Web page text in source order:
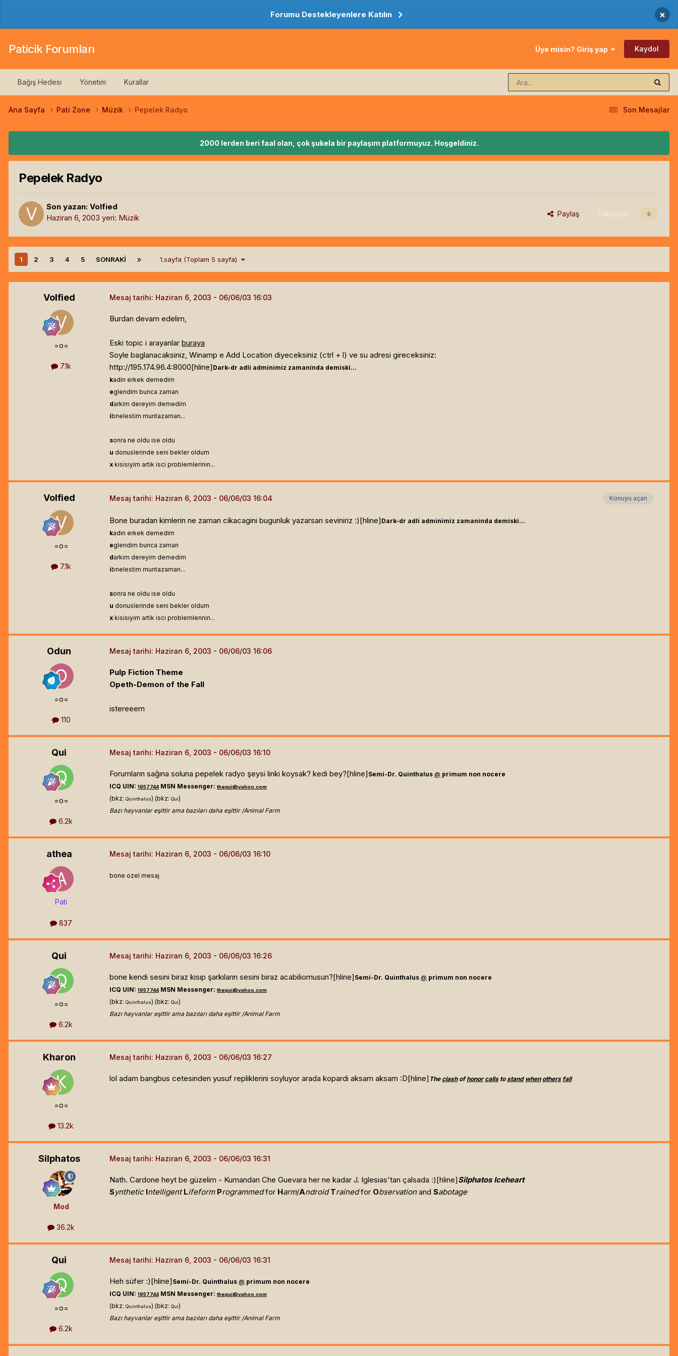
Forumu Destekleyenlere Katılın ×
Paticik Forumları Üye misin? Giriş yap Kaydol
Bağış Hedesi Yönetim Kurallar
Son Mesajlar
Ana Sayfa Pati Zone Müzik Pepelek Radyo
2000 lerden beri faal olan, çok şukela bir paylaşım platformuyuz. Hoşgeldiniz.
Pepelek Radyo
Son yazan: Volfied
Haziran 6, 2003 yeri: Müzik Paylaş Takipçiler 0
1 2 3 4 5 SONRAKI 1.sayfa (Toplam 5 sayfa)
Volfied
=o=
7.1k
Mesaj tarihi: Haziran 6, 2003
Burdan devam edelim,
Eski topic i arayanlar buraya
Soyle baglanacaksiniz, Winamp e Add Location diyeceksiniz (ctrl + l) ve su adresi gireceksiniz:
http://195.174.96.4:8000[hline] Dark-dr adli adminimiz zamaninda demiski...
kadin erkek demedim
eglendim bunca zaman
darkim dereyim demedim
ibnelestim muntazaman...
sonra ne oldu ise oldu
u donuslerinde seni bekler oldum
x kisisiyim artik isci problemlerinin...
Volfied
=o=
7.1k
Konuyu açan
Mesaj tarihi: Haziran 6, 2003
Bone buradan kimlerin ne zaman cikacagini bugunluk yazarsan seviniriz :)[hline] Dark-dr adli adminimiz zamaninda demiski...
kadin erkek demedim
eglendim bunca zaman
darkim dereyim demedim
ibnelestim muntazaman...
sonra ne oldu ise oldu
u donuslerinde seni bekler oldum
x kisisiyim artik isci problemlerinin...
Odun
=o=
110
Mesaj tarihi: Haziran 6, 2003
Pulp Fiction Theme
Opeth-Demon of the Fall
istereeem
Qui
=o=
6.2k
Mesaj tarihi: Haziran 6, 2003
Forumların sağına soluna pepelek radyo şeysi linki koysak? kedi bey?[hline] Semi-Dr. Quinthalus @ primum non nocere
ICQ UIN: 1957744 MSN Messenger: thequi@yahoo.com
(bkz: Quinthalus) (bkz: Qui)
Bazı hayvanlar eşittir ama bazıları daha eşittir /Animal Farm
athea
Pati
837
Mesaj tarihi: Haziran 6, 2003
bone ozel mesaj
Qui
=o=
6.2k
Mesaj tarihi: Haziran 6, 2003
bone kendi sesini biraz kısıp şarkıların sesini biraz acabiliomusun?[hline] Semi-Dr. Quinthalus @ primum non nocere
ICQ UIN: 1957744 MSN Messenger: thequi@yahoo.com
(bkz: Quinthalus) (bkz: Qui)
Bazı hayvanlar eşittir ama bazıları daha eşittir /Animal Farm
Kharon
=o=
13.2k
Mesaj tarihi: Haziran 6, 2003
lol adam bangbus cetesinden yusuf repliklerini soyluyor arada kopardi aksam aksam :D[hline] The clashofhonor callsto stand when others fall
Silphatos
Mod
36.2k
Mesaj tarihi: Haziran 6, 2003
Nath. Cardone heyt be güzelim - Kumandan Che Guevara her ne kadar J. Iglesias'tan çalsada :)[hline]Silphatos Iceheart
Synthetic Intelligent Lifeform Programmedfor Harm/Android Trainedfor Observationand Sabotage
Qui
=o=
6.2k
Mesaj tarihi: Haziran 6, 2003
Heh süfer :)[hline] Semi-Dr. Quinthalus @ primum non nocere
ICQ UIN: 1957744 MSN Messenger: thequi@yahoo.com
(bkz: Quinthalus) (bkz: Qui)
Bazı hayvanlar eşittir ama bazıları daha eşittir /Animal Farm